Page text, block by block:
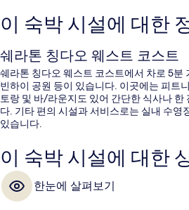
이 숙박 시설에 대한
쉐라톤 칭다오 웨스트 코스트
쉐라톤 칭다오 웨스트 코스트에서 차로 5분
빈하이 공원 등이 있습니다. 이곳에는 피트
토랑 및 바/라운지도 있어 간단한 식사나 한
다. 기타 편의 시설과 서비스로는 실내 수영
있습니다.
이 숙박 시설에 대한
한눈에 살펴보기